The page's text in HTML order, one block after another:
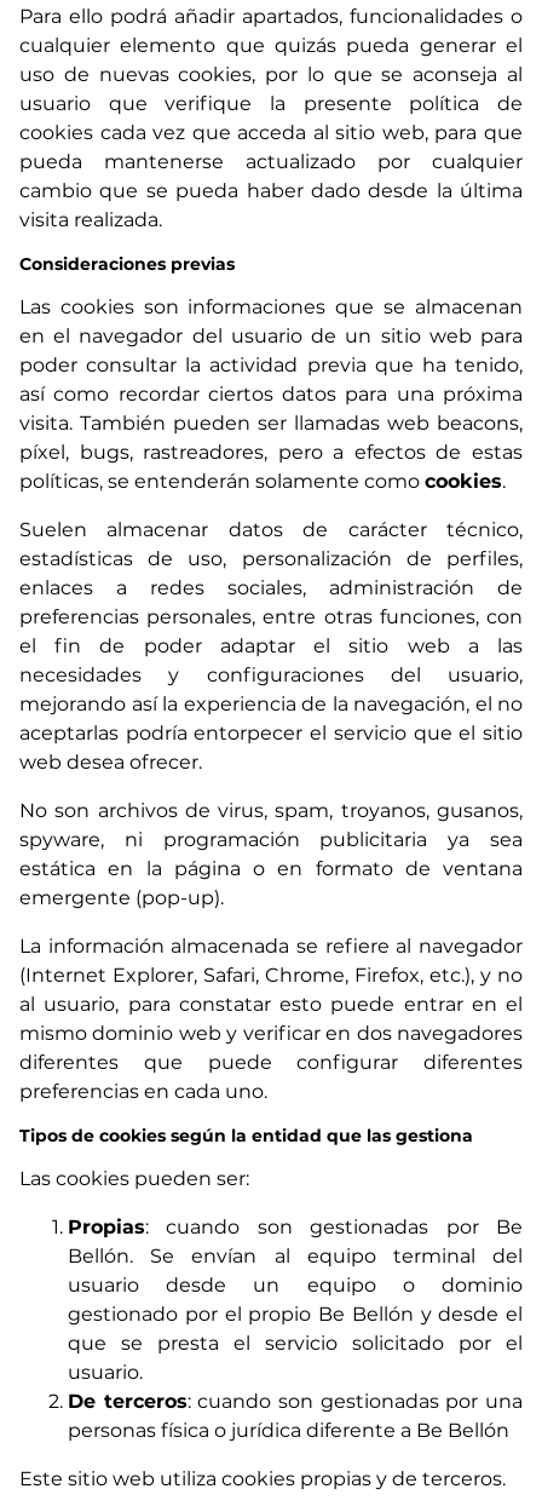
Para ello podrá añadir apartados, funcionalidades o
cualquier elemento que quizás pueda generar el
uso de nuevas cookies, por lo que se aconseja al
usuario que verifique la presente política de
cookies cada vez que acceda al sitio web, para que
pueda mantenerse actualizado por cualquier
cambio que se pueda haber dado desde la última
visita realizada.
Consideraciones previas
Las cookies son informaciones que se almacenan
en el navegador del usuario de un sitio web para
poder consultar la actividad previa que ha tenido,
así como recordar ciertos datos para una próxima
visita. También pueden ser llamadas web beacons,
píxel, bugs, rastreadores, pero a efectos de estas
políticas, se entenderán solamente como cookies.
Suelen almacenar datos de carácter técnico,
estadísticas de uso, personalización de perfiles,
enlaces a redes sociales, administración de
preferencias personales, entre otras funciones, con
el fin de poder adaptar el sitio web a las
necesidades y configuraciones del usuario,
mejorando así la experiencia de la navegación, el no
aceptarlas podría entorpecer el servicio que el sitio
web desea ofrecer.
No son archivos de virus, spam, troyanos, gusanos,
spyware, ni programación publicitaria ya sea
estática en la página o en formato de ventana
emergente (pop-up).
La información almacenada se refiere al navegador
(Internet Explorer, Safari, Chrome, Firefox, etc.), y no
al usuario, para constatar esto puede entrar en el
mismo dominio web y verificar en dos navegadores
diferentes que puede configurar diferentes
preferencias en cada uno.
Tipos de cookies según la entidad que las gestiona
Las cookies pueden ser:
Propias: cuando son gestionadas por Be
Bellón. Se envían al equipo terminal del
usuario desde un equipo o dominio
gestionado por el propio Be Bellón y desde el
que se presta el servicio solicitado por el
usuario.
De terceros: cuando son gestionadas por una
personas física o jurídica diferente a Be Bellón
Este sitio web utiliza cookies propias y de terceros.